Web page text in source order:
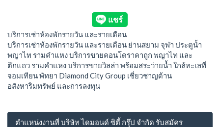
บริการเช่าห้องพักรายวัน และรายเดือน
บริการเช่าห้องพักรายวัน และรายเดือน ย่านสยาม จุฬา ประตูน้ำ
พญาไท รามคำแหง บริการขายคอนโดราคาถูก พญาไท และ
ตึกแถว รามคำแหง บริการขายวิลล่า พร้อมสระว่ายน้ำ ใกล้ทะเลที่
จอมเทียน พัทยา Diamond City Group เชี่ยวชาญด้าน
อสังหาริมทรัพย์ และการลงทุน
ตำแหน่งงานที่ บริษัท ไดมอนด์ ซิตี้ กรุ๊ป จำกัด รับสมัคร